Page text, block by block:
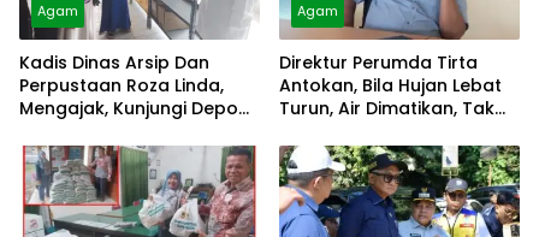
Agam
Kadis Dinas Arsip Dan
Perpustaan Roza Linda,
Mengajak, Kunjungi Depo
Agam
Direktur Perumda Tirta
Antokan, Bila Hujan Lebat
Turun, Air Dimatikan, Tak